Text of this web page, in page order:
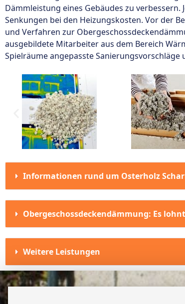
Dämmleistung eines Gebäudes zu
Senkungen bei den Heizungskosten. Vor der
und Verfahren zur
ausgebildete Mitarbeiter aus dem Bereich
Spielräume angepasste Sanierungsvorschläge
Informationen rund um Osterholz
Obergeschossdeckendämmung: Es
Weitere Leistungen